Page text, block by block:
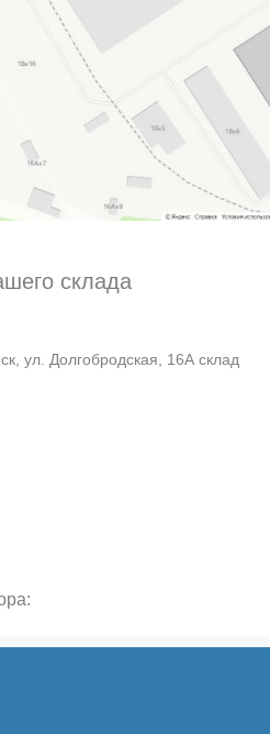
склада
ул. Долгобродская, 16А склад